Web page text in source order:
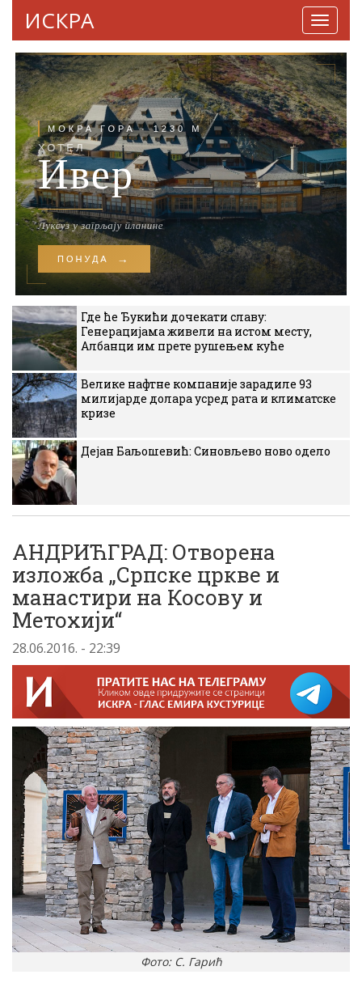
ИСКРА
Где ће Ђукићи дочекати славу:
Генерацијама живели на истом месту,
Албанци им прете рушењем куће
Велике нафтне компаније зарадиле 93
милијарде долара усред рата и климатске
кризе
Дејан Баљошевић: Синовљево ново одело
АНДРИЋГРАД: Отворена
изложба „Српске цркве и
манастири на Косову и
Метохији“
28.06.2016. - 22:39
Фото: С. Гарић